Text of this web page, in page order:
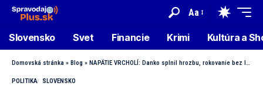
Aa
Slovensko Svet Financie Krimi Kultúra a
Domovská stránka » Blog » NAPÄTIE VRCHOLÍ: Danko splnil hrozbu, rokovanie bez lídra SNS! Odkaz na jedného človeka!
POLITIKA SLOVENSKO